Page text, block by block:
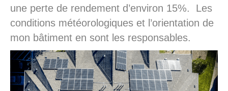
une perte de rendement d’environ 15%. Les
conditions météorologiques et l’orientation de
mon bâtiment en sont les responsables.